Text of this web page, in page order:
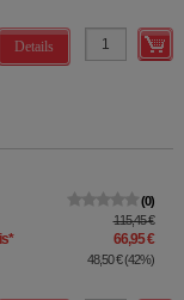
Details
0
115,45 €
* 66,95 €
48,50 €(42%)